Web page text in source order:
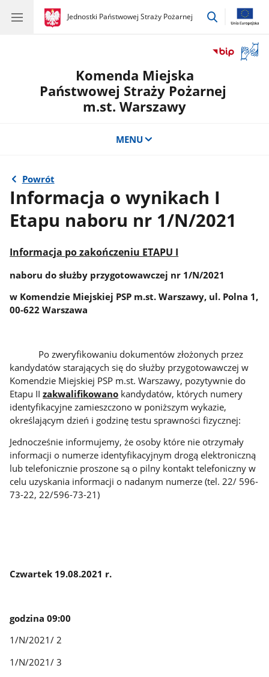
gov.pl
Jednostki Państwowej Straży Pożarnej
gov.pl
Jednostki
przejdź
okno
Komenda Miejska
Państwowej Straży Pożarnej
m.st. Warszawy
MENU
Powrót
Informacja o wynikach I
Etapu naboru nr 1/N/2021
Informacja po zakończeniu ETAPU I
naboru do służby przygotowawczej nr 1/N/2021
w Komendzie Miejskiej PSP m.st. Warszawy, ul. Polna 1,
00-622 Warszawa
Po zweryfikowaniu dokumentów złożonych przez
kandydatów starających się do służby przygotowawczej w
Komendzie Miejskiej PSP m.st. Warszawy, pozytywnie do
Etapu IIzakwalifikowano kandydatów, których numery
identyfikacyjne zamieszczono w poniższym wykazie,
określającym dzień i godzinę testu sprawności fizycznej:
Jednocześnie informujemy, że osoby które nie otrzymały
informacji o numerze identyfikacyjnym drogą elektroniczną
lub telefonicznie proszone są o pilny kontakt telefoniczny w
celu uzyskania informacji o nadanym numerze (tel. 22/ 596-
73-22, 22/596-73-21)
Czwartek 19.08.2021 r.
godzina 09:00
1/N/2021/ 2
1/N/2021/ 3